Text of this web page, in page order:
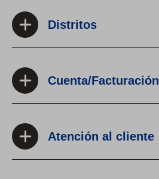
Distritos
Cuenta/Facturación
Atención al cliente